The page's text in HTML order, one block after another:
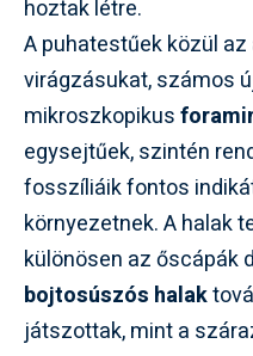
hoztak létre.
A puhatestűek közül az
virágzásukat, számos
mikroszkopikus
egysejtűek, szintén
fosszíliáik fontos
környezetnek. A halak
különösen az őscápák
bojtosúszós halak
játszottak, mint a